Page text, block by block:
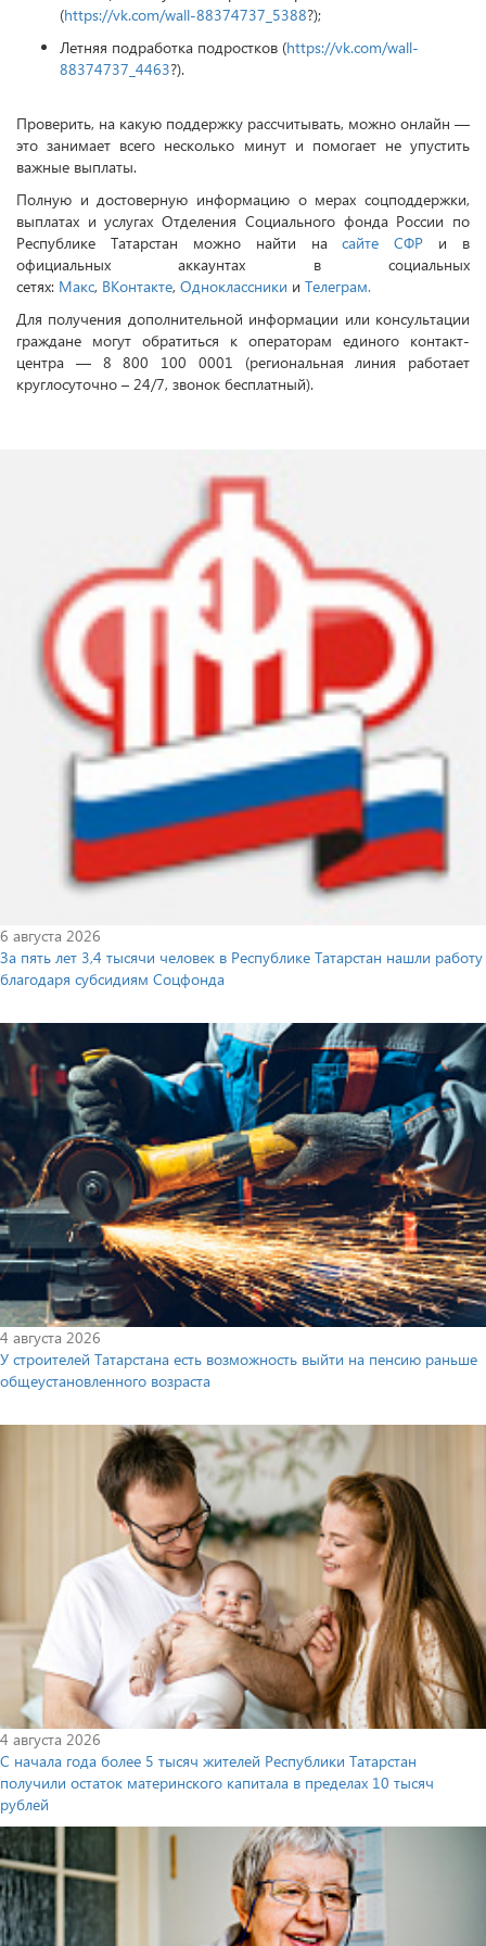
(https://vk.com/wall-88374737_5388?);
Летняя подработка подростков (https://vk.com/wall-
88374737_4463?).
Проверить, на какую поддержку рассчитывать, можно онлайн —
это занимает всего несколько минут и помогает не упустить
важные выплаты.
Полную и достоверную информацию о мерах соцподдержки,
выплатах и услугах Отделения Социального фонда России по
Республике Татарстан можно найти насайте СФР и в
официальных аккаунтах в социальных
сетях: Макс, ВКонтакте, Одноклассники и Телеграм.
Для получения дополнительной информации или консультации
граждане могут обратиться к операторам единого контакт-
центра — 8 800 100 0001 (региональная линия работает
круглосуточно – 24/7, звонок бесплатный).
6 августа 2026
За пять лет 3,4 тысячи человек в Республике Татарстан нашли работу
благодаря субсидиям Соцфонда
4 августа 2026
У строителей Татарстана есть возможность выйти на пенсию раньше
общеустановленного возраста
4 августа 2026
С начала года более 5 тысяч жителей Республики Татарстан
получили остаток материнского капитала в пределах 10 тысяч
рублей